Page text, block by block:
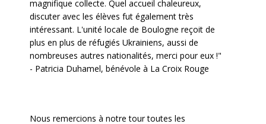
magnifique collecte. Quel accueil chaleureux,
discuter avec les élèves fut également très
intéressant. L'unité locale de Boulogne reçoit de
plus en plus de réfugiés Ukrainiens, aussi de
nombreuses autres nationalités, merci pour eux !"
- Patricia Duhamel, bénévole à La Croix Rouge
Nous remercions à notre tour toutes les